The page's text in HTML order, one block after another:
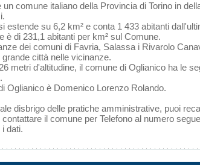
un comune italiano della Provincia di Torino in
estende su 6,2 km² e conta 1 433 abitanti
è di 231,1 abitanti per km² sul Comune.
dei comuni di Favria, Salassa i Rivarolo
grande città nelle vicinanze.
metri d'altitudine, il comune di Oglianico ha le
Oglianico è Domenico Lorenzo Rolando.
disbrigo delle pratiche amministrative, puoi
contattare il comune per Telefono al numero
i dati.